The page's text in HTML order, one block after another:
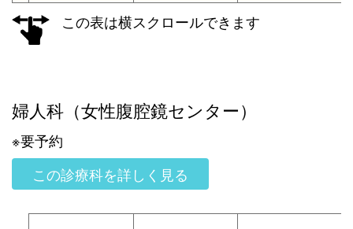
この表は横スクロールできます
婦人科（女性腹腔鏡センター）
※要予約
この診療科を詳しく見る